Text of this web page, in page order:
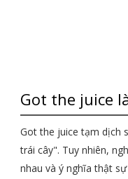
Got the juice
Got the juice tạm dịch
trái cây". Tuy nhiên,
nhau và ý nghĩa thật